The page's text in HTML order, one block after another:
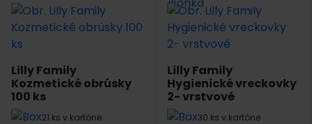
Lilly Family
Kozmetické obrúsky
100 ks
21 ks v kartóne
Lilly Family
Hygienické vreckovky
2- vrstvové
30 ks v kartóne